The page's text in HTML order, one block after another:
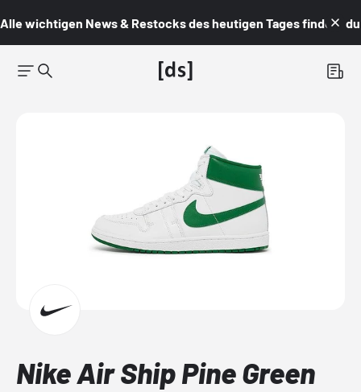
Alle wichtigen News & Restocks des heutigen Tages findest du
Nike Air Ship Pine Green